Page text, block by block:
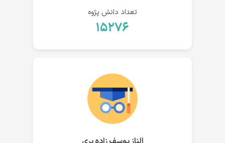
تعداد دانش پژوه
۱۵۲۷۶